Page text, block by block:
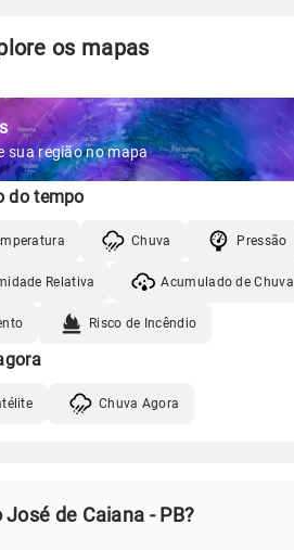
os mapas
sua região no mapa
do tempo
Chuva Pressão
Relativa Acumulado de Chuva
Risco de Incêndio
Chuva Agora
de Caiana - PB?